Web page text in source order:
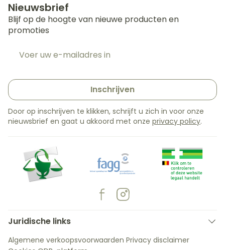
Nieuwsbrief
Blijf op de hoogte van nieuwe producten en
promoties
Inschrijven
Door op inschrijven te klikken, schrijft u zich in voor onze
nieuwsbrief en gaat u akkoord met onze privacy policy.
Juridische links
Algemene verkoopsvoorwaarden Privacy disclaimer